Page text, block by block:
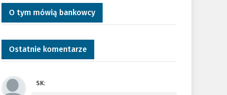
O tym mówią bankowcy
Ostatnie komentarze
SK: